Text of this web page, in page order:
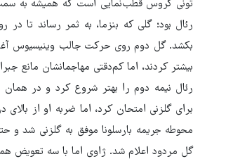
تونی کروس قطب‌نمایی است که همیشه به
بکشد. گل دوم روی حرکت جالب وینیسیوس
بیشتر کردند، اما کم‌دقتی مهاجمانشان مانع
رئال نیمه دوم را بهتر شروع کرد و در
محوطه جریمه بارسلونا موفق به گلزنی شد و
گل مردود اعلام شد. ژاوی اما با سه تعویض
روایت